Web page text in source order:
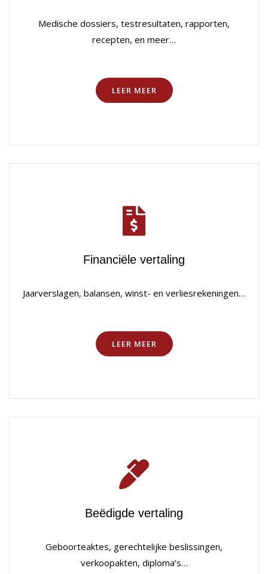
Medische dossiers, testresultaten, rapporten,
recepten, en meer…
LEER MEER
Financiële vertaling
Jaarverslagen, balansen, winst- en verliesrekeningen…
LEER MEER
Beëdigde vertaling
Geboorteaktes, gerechtelijke beslissingen,
verkoopakten, diploma’s…